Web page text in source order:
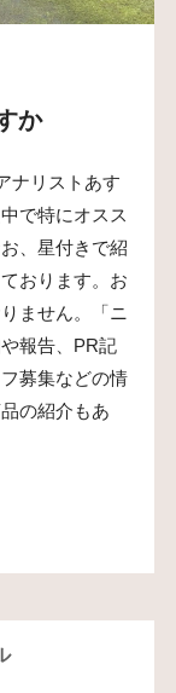
か
ナリストあす
で特にオスス
、星付きで紹
おります。お
ません。「ニ
報告、PR記
募集などの情
の紹介もあ